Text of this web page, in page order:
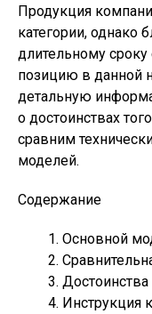
Продукция
категории, однако
длительному
позицию в данной
детальную
о достоинствах
сравним
моделей.
Содержание
Основной
Достоинства
Инструкция